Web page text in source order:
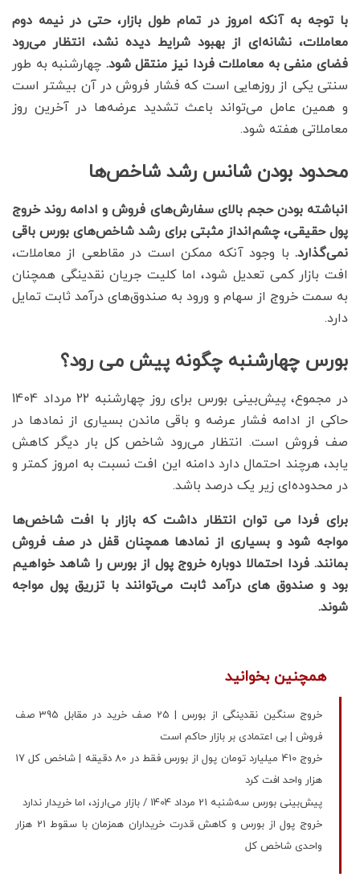
با توجه به آنکه امروز در تمام طول بازار، حتی در نیمه دوم
معاملات، نشانه‌ای از بهبود شرایط دیده نشد، انتظار می‌رود
فضای منفی به معاملات فردا نیز منتقل شود. چهارشنبه به طور
سنتی یکی از روزهایی است که فشار فروش در آن بیشتر است
و همین عامل می‌تواند باعث تشدید عرضه‌ها در آخرین روز
معاملاتی هفته شود.
محدود بودن شانس رشد شاخص‌ها
انباشته بودن حجم بالای سفارش‌های فروش و ادامه روند خروج
پول حقیقی، چشم‌انداز مثبتی برای رشد شاخص‌های بورس باقی
نمی‌گذارد. با وجود آنکه ممکن است در مقاطعی از معاملات،
افت بازار کمی تعدیل شود، اما کلیت جریان نقدینگی همچنان
به سمت خروج از سهام و ورود به صندوق‌های درآمد ثابت تمایل
دارد.
بورس چهارشنبه چگونه پیش می رود؟
در مجموع، پیش‌بینی بورس برای روز چهارشنبه 22 مرداد 1404
حاکی از ادامه فشار عرضه و باقی ماندن بسیاری از نمادها در
صف فروش است. انتظار می‌رود شاخص کل بار دیگر کاهش
یابد، هرچند احتمال دارد دامنه این افت نسبت به امروز کمتر و
در محدوده‌ای زیر یک درصد باشد.
برای فردا می توان انتظار داشت که بازار با افت شاخص‌ها
مواجه شود و بسیاری از نمادها همچنان قفل در صف فروش
بمانند. فردا احتمالا دوباره خروج پول از بورس را شاهد خواهیم
بود و صندوق های درآمد ثابت می‌توانند با تزریق پول مواجه
شوند.
همچنین بخوانید
خروج سنگین نقدینگی از بورس | 25 صف خرید در مقابل 395 صف
فروش | بی اعتمادی بر بازار حاکم است
خروج 410 میلیارد تومان پول از بورس فقط در 80 دقیقه | شاخص کل 17
هزار واحد افت کرد
پیش‌بینی بورس سه‌شنبه 21 مرداد 1404 / بازار می‌ارزد، اما خریدار ندارد
خروج پول از بورس و کاهش قدرت خریداران همزمان با سقوط 21 هزار
واحدی شاخص کل